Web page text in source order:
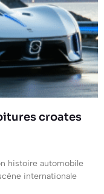
croates
histoire automobile
internationale